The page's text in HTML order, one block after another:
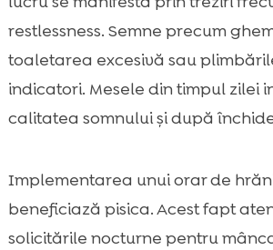
restlessness. Semne precum
toaletarea excesivă sau
indicatori. Mesele din timpul zilei
calitatea somnului și după
Implementarea unui orar de
beneficiază pisica. Acest fapt
solicitările nocturne pentru